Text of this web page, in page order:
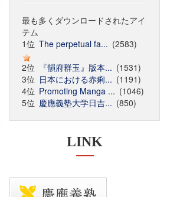
最も多くダウンロードされたアイ
テム
1位 The perpetual fa... (2583)
2位
『韻府群玉』版本... (1531)
3位 日本における赤痢... (1191)
4位 Promoting Manga ... (1046)
5位 慶應義塾大学日吉... (850)
LINK